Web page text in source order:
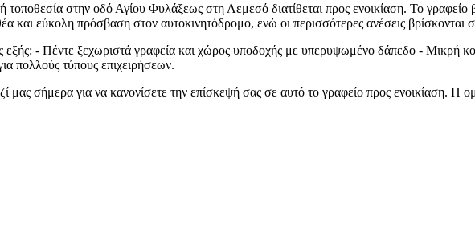
στην οδό Αγίου Φυλάξεως στη Λεμεσό διατίθεται προς ενοικίαση. Το γραφείο
και εύκολη πρόσβαση στον αυτοκινητόδρομο, ενώ οι περισσότερες ανέσεις βρίσκονται
εξής: - Πέντε ξεχωριστά γραφεία και χώρος υποδοχής με υπερυψωμένο δάπεδο - Μικρή
πολλούς τύπους επιχειρήσεων.
σήμερα για να κανονίσετε την επίσκεψή σας σε αυτό το γραφείο προς ενοικίαση. Η